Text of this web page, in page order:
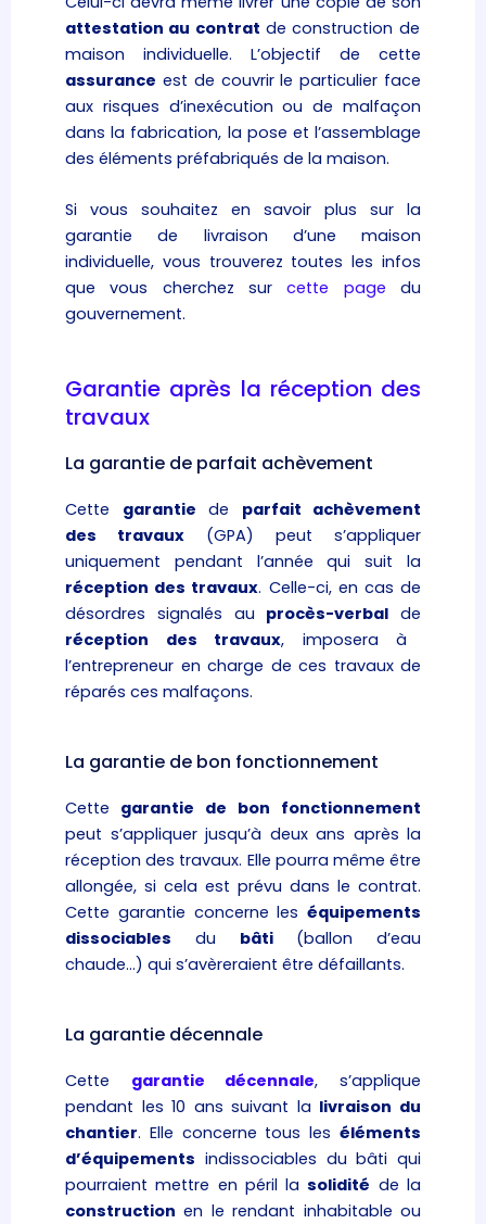
attestation au contrat de construction de
maison individuelle. L’objectif de cette
assurance est de couvrir le particulier face
aux risques d’inexécution ou de malfaçon
dans la fabrication, la pose et l’assemblage
des éléments préfabriqués de la maison.
Si vous souhaitez en savoir plus sur la
garantie de livraison d’une maison
individuelle, vous trouverez toutes les infos
que vous cherchez surcette page du
gouvernement.
Garantie après la réception des
travaux
La garantie de parfait achèvement
Cette garantie de parfait achèvement
des travaux (GPA) peut s’appliquer
uniquement pendant l’année qui suit la
réception des travaux. Celle-ci, en cas de
désordres signalés au procès-verbal de
réception des travaux, imposera à
l’entrepreneur en charge de ces travaux de
réparés ces malfaçons.
La garantie de bon fonctionnement
Cette garantie de bon fonctionnement
peut s’appliquer jusqu’à deux ans après la
réception des travaux. Elle pourra même être
allongée, si cela est prévu dans le contrat.
Cette garantie concerne les équipements
dissociables du bâti(ballon d’eau
chaude…) qui s’avèreraient être défaillants.
La garantie décennale
Cette garantie décennale, s’applique
pendant les 10 ans suivant la livraison du
chantier. Elle concerne tous les éléments
d’équipements indissociables du bâti qui
pourraient mettre en péril lasolidité de la
construction en le rendant inhabitable ou